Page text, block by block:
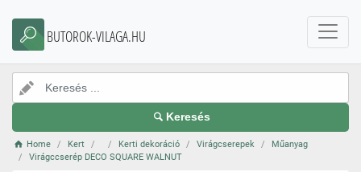
BUTOROK-VILAGA.HU
Keresés
Home Kert Kerti dekoráció Virágcserepek
Műanyag
Virágccserép DECO SQUARE WALNUT